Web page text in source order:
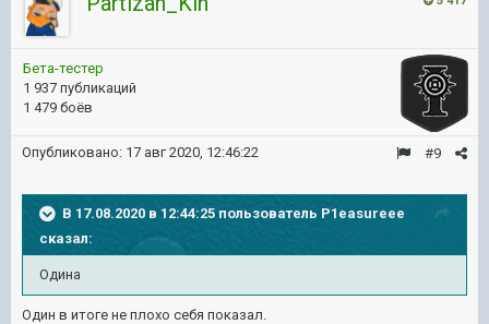
Бета-тестер
1 937 публикаций
1 479 боёв
#9
Опубликовано: 17 авг 2020, 12:46:22
В 17.08.2020 в 12:44:25 пользователь P1easureee
сказал:
Одина
Один в итоге не плохо себя показал.